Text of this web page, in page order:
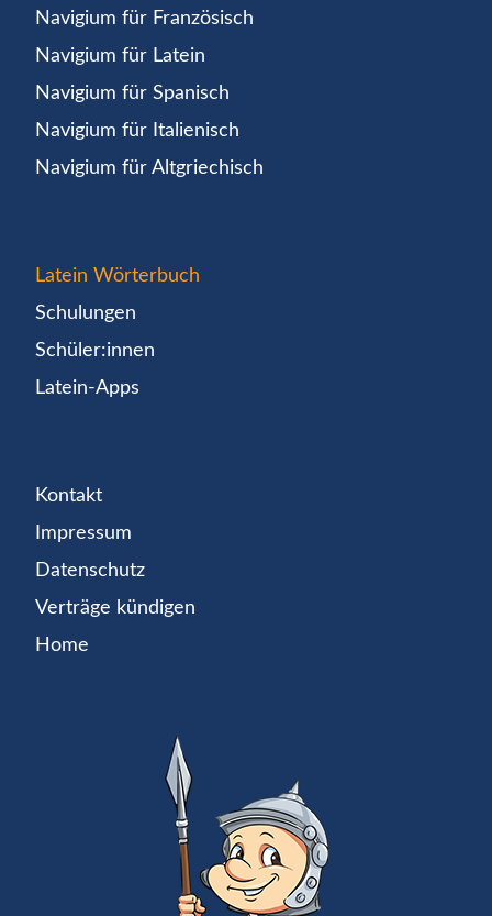
Navigium für Französisch
Navigium für Latein
Navigium für Spanisch
Navigium für Italienisch
Navigium für Altgriechisch
Latein Wörterbuch
Schulungen
Schüler:innen
Latein-Apps
Kontakt
Impressum
Datenschutz
Verträge kündigen
Home